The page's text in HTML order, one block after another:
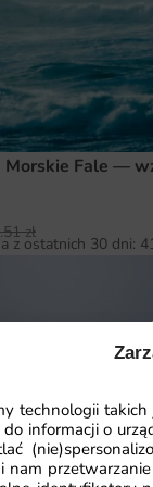
technologii
informacji o
nam
Morskie Fale —
zł
z ostatnich 30 dni:
Fale Oceaniczne